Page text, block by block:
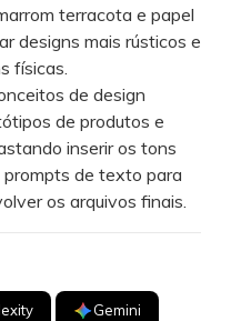
terracota e papel
designs mais rústicos e
físicas.
de design
de produtos e
inserir os tons
de texto para
os arquivos finais.
Gemini